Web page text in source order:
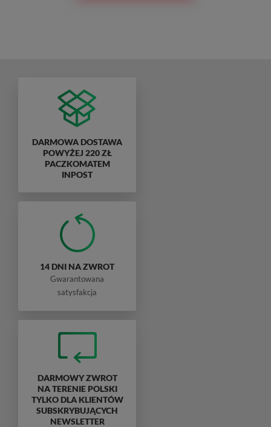
DARMOWA DOSTAWA
POWYŻEJ 220 ZŁ
PACZKOMATEM
INPOST
14 DNI NA ZWROT
Gwarantowana
satysfakcja
DARMOWY ZWROT
NA TERENIE POLSKI
TYLKO DLA KLIENTÓW
SUBSKRYBUJĄCYCH
NEWSLETTER